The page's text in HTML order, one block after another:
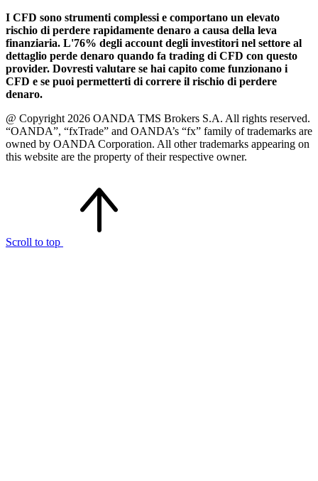
I CFD sono strumenti complessi e comportano un elevato
rischio di perdere rapidamente denaro a causa della leva
finanziaria. L'76% degli account degli investitori nel settore al
dettaglio perde denaro quando fa trading di CFD con questo
provider. Dovresti valutare se hai capito come funzionano i
CFD e se puoi permetterti di correre il rischio di perdere
denaro.
@ Copyright 2026 OANDA TMS Brokers S.A. All rights reserved.
“OANDA”, “fxTrade” and OANDA’s “fx” family of trademarks are
owned by OANDA Corporation. All other trademarks appearing on
this website are the property of their respective owner.
Scroll to top